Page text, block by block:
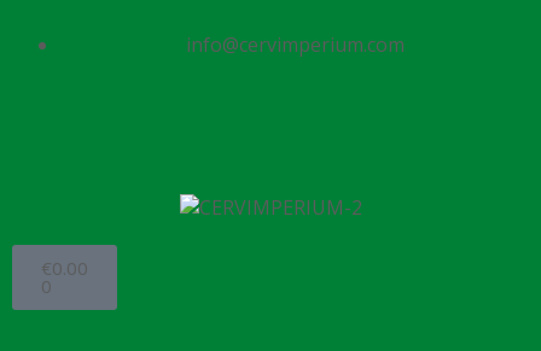
info@cervimperium.com
€0.00
0